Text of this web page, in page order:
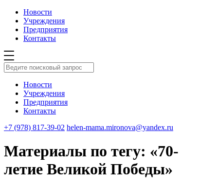
Новости
Учреждения
Предприятия
Контакты
Новости
Учреждения
Предприятия
Контакты
+7 (978) 817-39-02 helen-mama.mironova@yandex.ru
Материалы по тегу: «70-
летие Великой Победы»